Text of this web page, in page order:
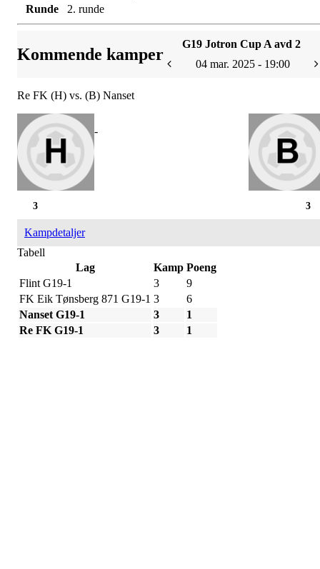
Runde
2. runde
Kommende kamper
G19 Jotron Cup A avd 2
04 mar. 2025 - 19:00
Re FK (H) vs. (B) Nanset
-
3
3
Kampdetaljer
Tabell
Lag
Kamp Poeng
Flint G19-1
3
9
FK Eik Tønsberg 871 G19-1 3
6
Nanset G19-1
3
1
Re FK G19-1
3 1